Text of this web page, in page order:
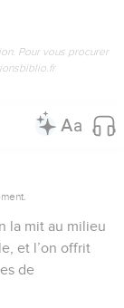
Pour vous procurer
la mit au milieu
et l’on offrit
de